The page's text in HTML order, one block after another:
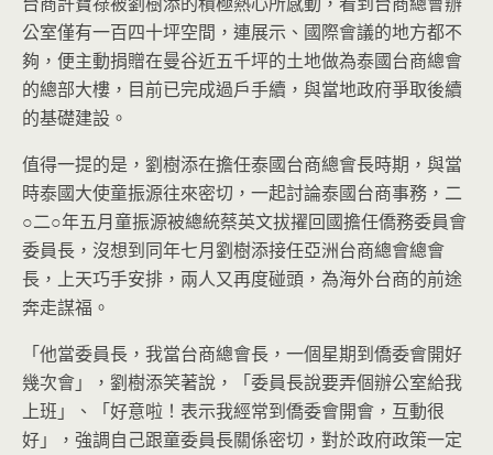
公室僅有一百四十坪空間，連展示、國際會議的地方都不
夠，便主動捐贈在曼谷近五千坪的土地做為泰國台商總會
的總部大樓，目前已完成過戶手續，與當地政府爭取後續
的基礎建設。
值得一提的是，劉樹添在擔任泰國台商總會長時期，與當
時泰國大使童振源往來密切，一起討論泰國台商事務，二
○二○年五月童振源被總統蔡英文拔擢回國擔任僑務委員會
委員長，沒想到同年七月劉樹添接任亞洲台商總會總會
長，上天巧手安排，兩人又再度碰頭，為海外台商的前途
奔走謀福。
「他當委員長，我當台商總會長，一個星期到僑委會開好
幾次會」，劉樹添笑著說，「委員長說要弄個辦公室給我
上班」、「好意啦！表示我經常到僑委會開會，互動很
好」，強調自己跟童委員長關係密切，對於政府政策一定